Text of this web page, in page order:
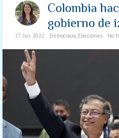
Colombia
gobierno de
27. Jun. 2022 Democracia, Elecciones No